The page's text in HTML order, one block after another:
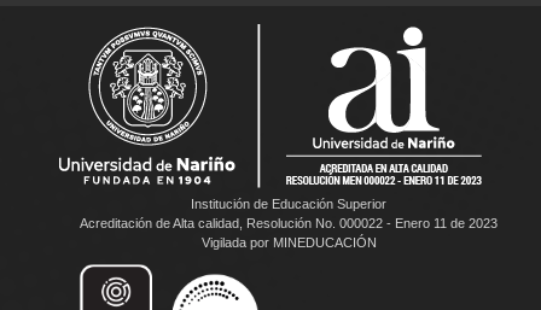
Institución de Educación Superior
Acreditación de Alta calidad, Resolución No. 000022 - Enero 11 de 2023
Vigilada por MINEDUCACIÓN